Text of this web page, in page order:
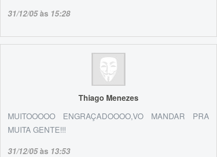
31/12/05às 15:28
Thiago Menezes
MUITOOOOO ENGRAÇADOOOO,VO MANDAR PRA
MUITA GENTE!!!
31/12/05às 13:53